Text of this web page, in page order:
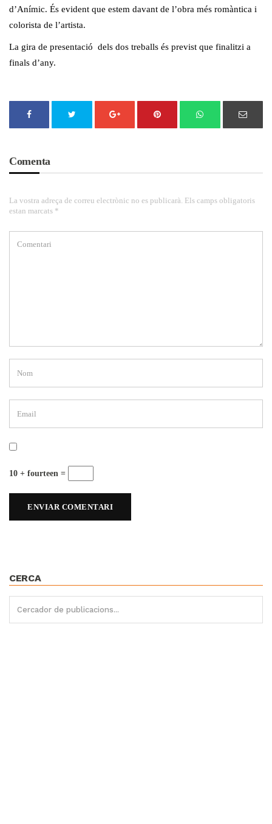
d’Anímic. És evident que estem davant de l’obra més romàntica i
colorista de l’artista.
La gira de presentació dels dos treballs és previst que finalitzi a
finals d’any.
Comenta
La vostra adreça de correu electrònic no es publicarà. Els camps obligatoris
estan marcats *
10 + fourteen =
CERCA